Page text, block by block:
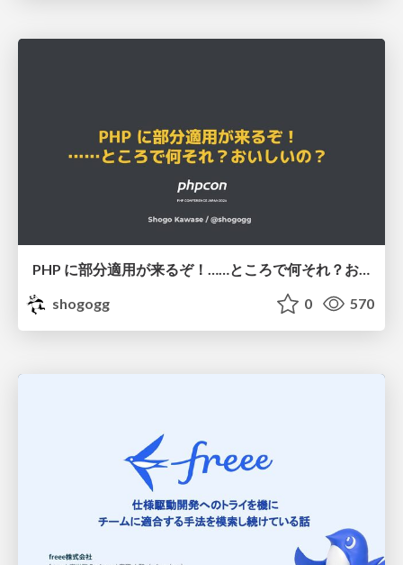
PHP に部分適用が来るぞ！……ところで何それ？おいしいの？ #phpcon / phpcon-2026
shogogg
0 570